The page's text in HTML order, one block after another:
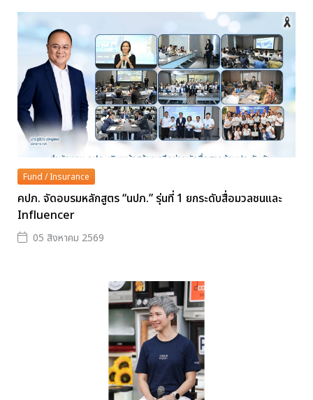
Fund / Insurance
คปภ. จัดอบรมหลักสูตร “นปภ.” รุ่นที่ 1 ยกระดับสื่อมวลชนและ
Influencer
05 สิงหาคม 2569